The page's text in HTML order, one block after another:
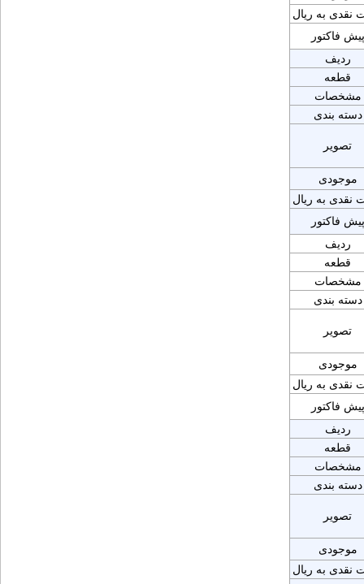
نقدی به ریال
پیش فاکتور
ردیف
قطعه
مشخصات
دسته بندی
تصویر
موجودی
نقدی به ریال
پیش فاکتور
ردیف
قطعه
مشخصات
دسته بندی
تصویر
موجودی
نقدی به ریال
پیش فاکتور
ردیف
قطعه
مشخصات
دسته بندی
تصویر
موجودی
نقدی به ریال